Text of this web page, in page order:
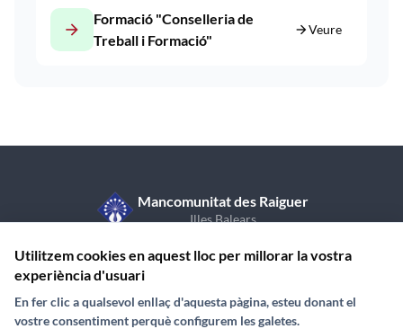
arrow_forward
Formació "Conselleria de
Treball i Formació"
arrow_forwardVeure
Mancomunitat des Raiguer
Illes Balears
07350 Binissalem (Illes Balears)
Utilitzem cookies en aquest lloc per millorar la vostra
experiència d'usuari
En fer clic a qualsevol enllaç d'aquesta pàgina, esteu donant el
vostre consentiment perquè configurem les galetes.